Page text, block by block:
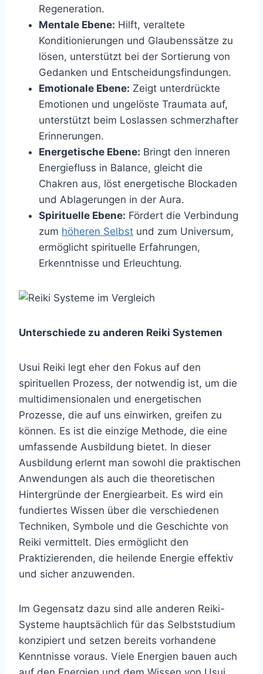
Regeneration.
Mentale Ebene: Hilft, veraltete
Konditionierungen und Glaubenssätze zu
lösen, unterstützt bei der Sortierung von
Gedanken und Entscheidungsfindungen.
Emotionale Ebene: Zeigt unterdrückte
Emotionen und ungelöste Traumata auf,
unterstützt beim Loslassen schmerzhafter
Erinnerungen.
Energetische Ebene: Bringt den inneren
Energiefluss in Balance, gleicht die
Chakren aus, löst energetische Blockaden
und Ablagerungen in der Aura.
Spirituelle Ebene: Fördert die Verbindung
zum höheren Selbst und zum Universum,
ermöglicht spirituelle Erfahrungen,
Erkenntnisse und Erleuchtung.
Unterschiede zu anderen Reiki Systemen
Usui Reiki legt eher den Fokus auf den
spirituellen Prozess, der notwendig ist, um die
multidimensionalen und energetischen
Prozesse, die auf uns einwirken, greifen zu
können. Es ist die einzige Methode, die eine
umfassende Ausbildung bietet. In dieser
Ausbildung erlernt man sowohl die praktischen
Anwendungen als auch die theoretischen
Hintergründe der Energiearbeit. Es wird ein
fundiertes Wissen über die verschiedenen
Techniken, Symbole und die Geschichte von
Reiki vermittelt. Dies ermöglicht den
Praktizierenden, die heilende Energie effektiv
und sicher anzuwenden.
Im Gegensatz dazu sind alle anderen Reiki-
Systeme hauptsächlich für das Selbststudium
konzipiert und setzen bereits vorhandene
Kenntnisse voraus. Viele Energien bauen auch